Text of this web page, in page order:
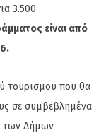
3.500
είναι από
τουρισμού που θα
σε συμβεβλημένα
των Δήμων